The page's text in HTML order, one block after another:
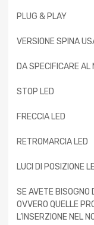
PLUG & PLAY
VERSIONE SPINA
DA SPECIFICARE AL
STOP LED
FRECCIA LED
RETROMARCIA LED
LUCI DI POSIZIONE
SE AVETE BISOGNO
OVVERO QUELLE
L’INSERZIONE NEL